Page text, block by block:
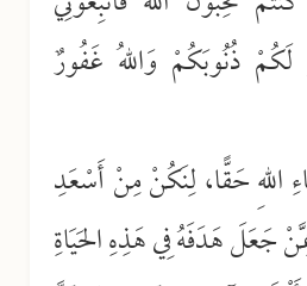
لَكُمْ ذُنُوبَكُمْ وَاللهُ غَفُورٌ
اللهِ حَقًّا، لِنَكُنْ مِنْ أَسْعَدِ
جَعَلَ هَدَفَهُ فِي هَذِهِ الحَيَاةِ